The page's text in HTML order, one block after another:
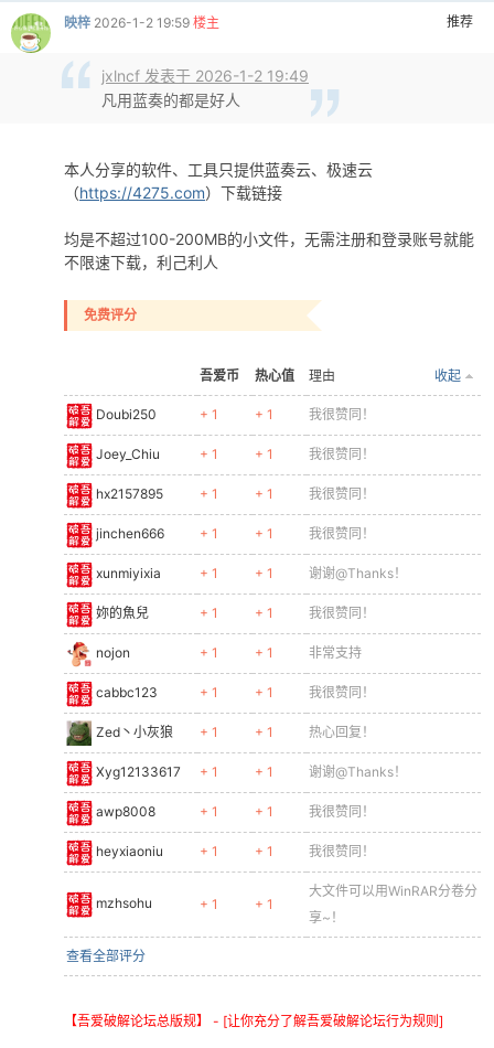
推荐
映梓 2026-1-2 19:59 楼主
jxlncf 发表于 2026-1-2 19:49
凡用蓝奏的都是好人
本人分享的软件、工具只提供蓝奏云、极速云
（https://4275.com）下载链接
均是不超过100-200MB的小文件，无需注册和登录账号就能
不限速下载，利己利人
免费评分
吾爱币 热心值 收起
理由
Doubi250 + 1 + 1 我很赞同！
Joey_Chiu + 1 + 1 我很赞同！
hx2157895 + 1 + 1 我很赞同！
jinchen666 + 1 + 1 我很赞同！
xunmiyixia + 1 + 1 谢谢@Thanks！
妳的魚兒 + 1 + 1 我很赞同！
nojon + 1 + 1 非常支持
cabbc123 + 1 + 1 我很赞同！
Zed丶小灰狼 + 1 + 1 热心回复！
Xyg12133617 + 1 + 1 谢谢@Thanks！
awp8008 + 1 + 1 我很赞同！
heyxiaoniu + 1 + 1 我很赞同！
mzhsohu + 1 + 1
大文件可以用WinRAR分卷分
享~！
查看全部评分
【吾爱破解论坛总版规】 - [让你充分了解吾爱破解论坛行为规则]